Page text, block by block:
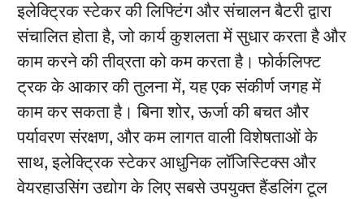
इलेक्ट्रिक स्टेकर की लिफ्टिंग और संचालन बैटरी द्वारा
संचालित होता है, जो कार्य कुशलता में सुधार करता है और
काम करने की तीव्रता को कम करता है। फोर्कलिफ्ट
ट्रक के आकार की तुलना में, यह एक संकीर्ण जगह में
काम कर सकता है। बिना शोर, ऊर्जा की बचत और
पर्यावरण संरक्षण, और कम लागत वाली विशेषताओं के
साथ, इलेक्ट्रिक स्टेकर आधुनिक लॉजिस्टिक्स और
वेयरहाउसिंग उद्योग के लिए सबसे उपयुक्त हैंडलिंग टूल